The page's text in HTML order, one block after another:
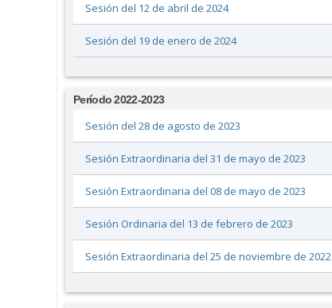
Sesión del 12 de abril de 2024
Sesión del 19 de enero de 2024
Período 2022-2023
Sesión del 28 de agosto de 2023
Sesión Extraordinaria del 31 de mayo de 2023
Sesión Extraordinaria del 08 de mayo de 2023
Sesión Ordinaria del 13 de febrero de 2023
Sesión Extraordinaria del 25 de noviembre de 2022